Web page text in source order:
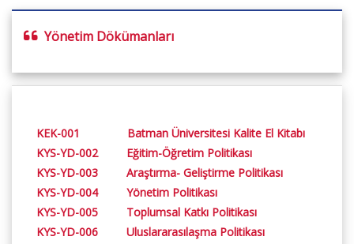
Yönetim Dökümanları
KEK-001 Batman Üniversitesi Kalite El Kitabı
KYS-YD-002 Eğitim-Öğretim Politikası
KYS-YD-003 Araştırma- Geliştirme Politikası
KYS-YD-004 Yönetim Politikası
KYS-YD-005 Toplumsal Katkı Politikası
KYS-YD-006 Uluslararasılaşma Politikası